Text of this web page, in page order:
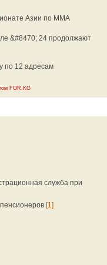
Азии по MMA
&#8470; 24 продолжают
по 12 адресам
FOR.KG
служба при
[1]